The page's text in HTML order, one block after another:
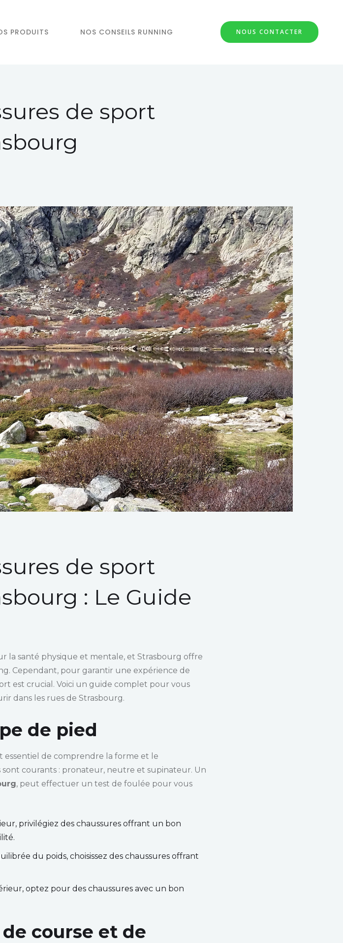
PRODUITS NOS CONSEILS RUNNING NOUS CONTACTER
de sport
de sport
: Le Guide
la santé physique et mentale, et Strasbourg offre
Cependant, pour garantir une expérience de
est crucial. Voici un guide complet pour vous
dans les rues de Strasbourg.
de pied
essentiel de comprendre la forme et le
courants : pronateur, neutre et supinateur. Un
, peut effectuer un test de foulée pour vous
privilégiez des chaussures offrant un bon
du poids, choisissez des chaussures offrant
optez pour des chaussures avec un bon
course et de